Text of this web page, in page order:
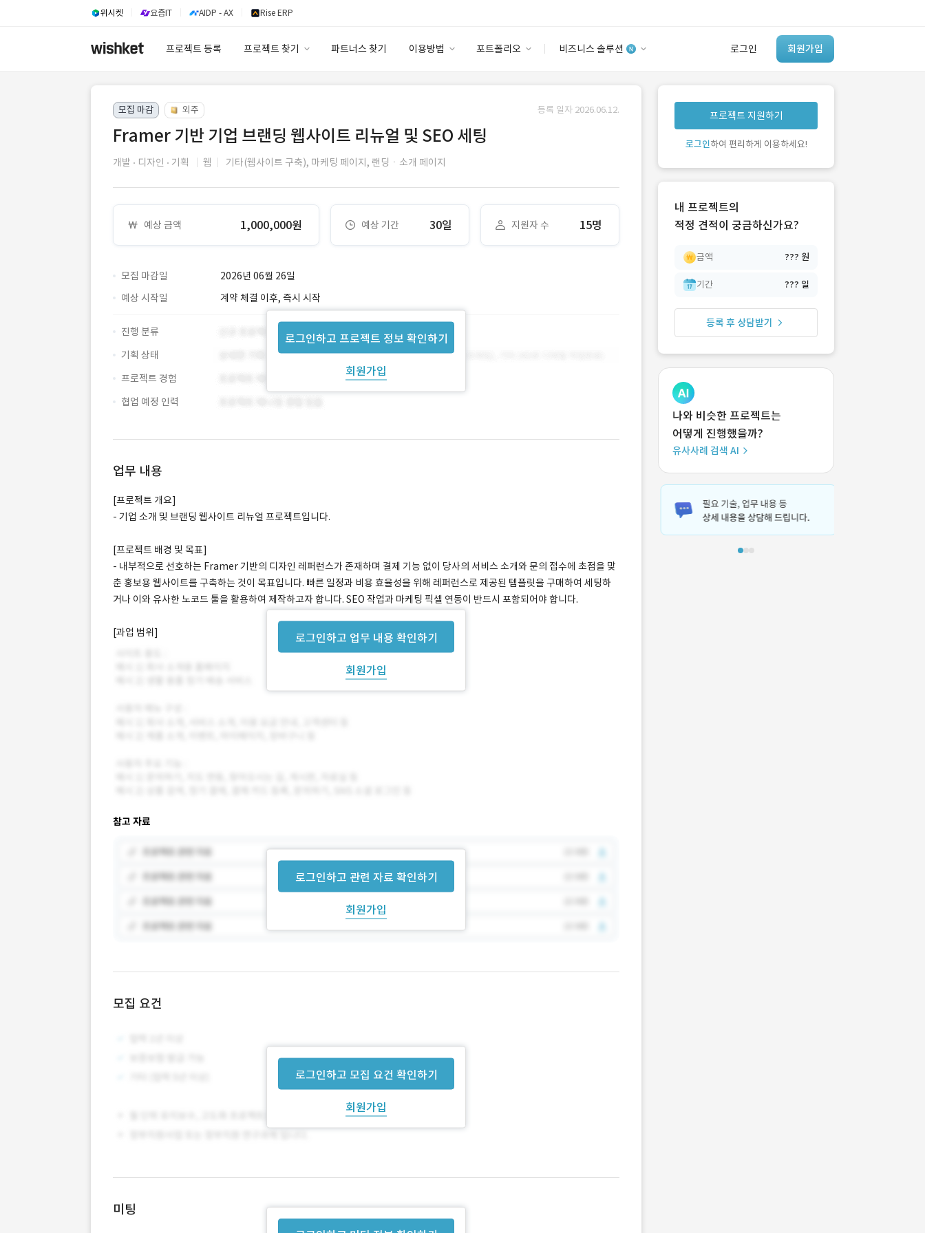
위시켓 요즘IT AIDP - AX Rise ERP
프로젝트 등록 프로젝트 찾기 파트너스 찾기 이용방법 포트폴리오 비즈니스 솔루션 로그인 회원가입
이용요금
고객센터
안심 코드 케어
유사사례 검색 AI
‘이런 거’ 만들어본
개발 회사 있어?
모집 마감 외주 등록 일자 2026.06.12.
Framer 기반 기업 브랜딩 웹사이트 리뉴얼 및 SEO 세팅
개발 디자인 기획 웹 기타(웹사이트 구축), 마케팅 페이지, 랜딩ㆍ소개 페이지
예상 금액 1,000,000원 예상 기간 30일 지원자 수 15명
모집 마감일 2026년 06월 26일
로그인하고 프로젝트 정보 확인하기
회원가입
예상 시작일 계약 체결 이후, 즉시 시작
진행 분류
기획 상태
프로젝트 경험
협업 예정 인력
업무 내용
로그인하고 업무 내용 확인하기
회원가입
[프로젝트 개요]
- 기업 소개 및 브랜딩 웹사이트 리뉴얼 프로젝트입니다.
[프로젝트 배경 및 목표]
- 내부적으로 선호하는 Framer 기반의 디자인 레퍼런스가 존재하며 결제 기능 없이 당사의 서비스 소개와 문의 접수에 초점을 맞
춘 홍보용 웹사이트를 구축하는 것이 목표입니다. 빠른 일정과 비용 효율성을 위해 레퍼런스로 제공된 템플릿을 구매하여 세팅하
거나 이와 유사한 노코드 툴을 활용하여 제작하고자 합니다. SEO 작업과 마케팅 픽셀 연동이 반드시 포함되어야 합니다.
[과업 범위]
참고 자료
로그인하고 관련 자료 확인하기
회원가입
모집 요건
로그인하고 모집 요건 확인하기
회원가입
미팅
프로젝트 지원하기
로그인하여 편리하게 이용하세요!
내 프로젝트의
적정 견적이 궁금하신가요?
금액 ??? 원
기간 ??? 일
등록 후 상담받기
나와 비슷한 프로젝트는
어떻게 진행했을까?
유사사례 검색 AI